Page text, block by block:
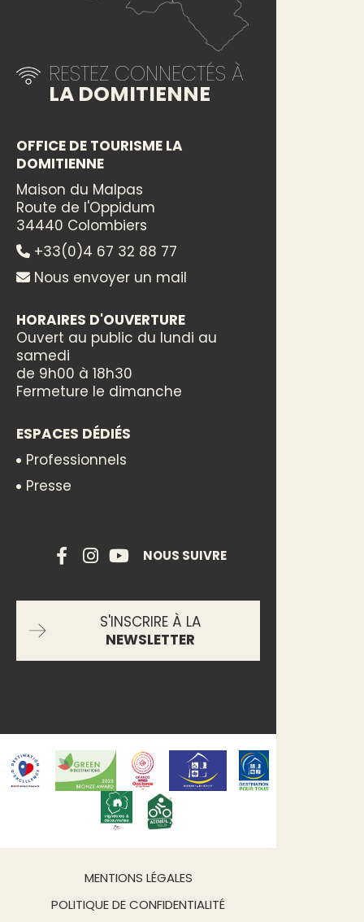
RESTEZ CONNECTÉS À
LA DOMITIENNE
OFFICE DE TOURISME LA
DOMITIENNE
Maison du Malpas
Route de l'Oppidum
34440 Colombiers
+33(0)4 67 32 88 77
Nous envoyer un mail
HORAIRES D'OUVERTURE
Ouvert au public du lundi au
samedi
de 9h00 à 18h30
Fermeture le dimanche
ESPACES DÉDIÉS
Professionnels
Presse
NOUS SUIVRE
S'INSCRIRE À LA
NEWSLETTER
MENTIONS LÉGALES
POLITIQUE DE CONFIDENTIALITÉ